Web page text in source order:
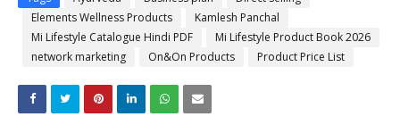
Elements Wellness Products
Kamlesh Panchal
Mi Lifestyle Catalogue Hindi PDF
Mi Lifestyle Product Book 2026
network marketing
On&On Products Product Price List